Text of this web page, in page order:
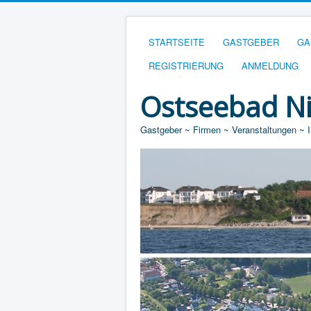
STARTSEITE GASTGEBER
REGISTRIERUNG
ANMELDUNG
Ostseebad
Gastgeber ~ Firmen ~ Veranstaltungen ~